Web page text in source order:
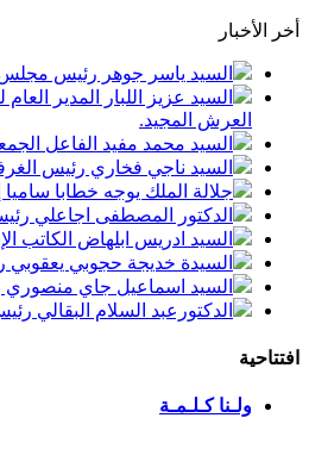
أخر الأخبار
السيد ياسر جوهر رئيس مجلس
السيد عزيز اللبار المدير
العرش المجيد.
السيد محمد مفيد الفاعل الجمعوي
السيد ناجي فخاري رئيس الغرفة
جلالة الملك يوجه خطابا
الدكتور المصطفى اجاعلي
السيد ادريس ابلهاض الكاتب
السيدة خديجة حجوبي يعقوبي
السيد اسماعيل جاي منصوري
الدكتورعبد السلام
افتتاحية
ولـنا كـلـمـة